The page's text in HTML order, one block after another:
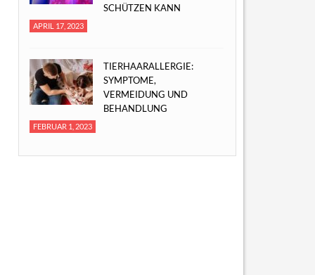
SCHÜTZEN KANN
APRIL 17, 2023
TIERHAARALLERGIE:
SYMPTOME,
VERMEIDUNG UND
BEHANDLUNG
FEBRUAR 1, 2023